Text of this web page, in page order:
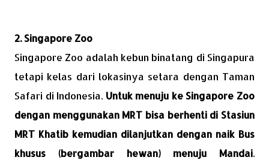
2. Singapore Zoo
Singapore Zoo adalah kebun binatang di Singapura
tetapi kelas dari lokasinya setara dengan Taman
Safari di Indonesia. Untuk menuju ke Singapore Zoo
dengan menggunakan MRT bisa berhenti di Stasiun
MRT Khatib kemudian dilanjutkan dengan naik Bus
khusus (bergambar hewan) menuju Mandai.